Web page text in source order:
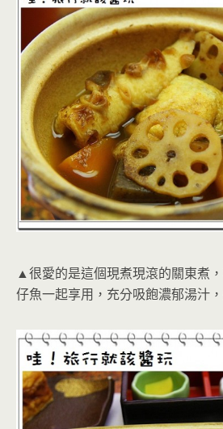
▲很愛的是這個現煮現滾的關東煮
仔魚一起享用，充分吸飽濃郁湯汁